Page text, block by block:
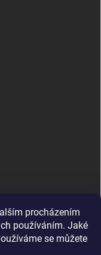
procházením
používáním. Jaké
se můžete
od roku 2016